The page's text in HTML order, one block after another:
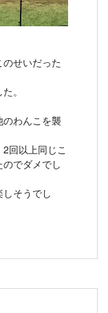
せいだった
。
わんこを襲
回以上同じこ
でダメでし
そうでし